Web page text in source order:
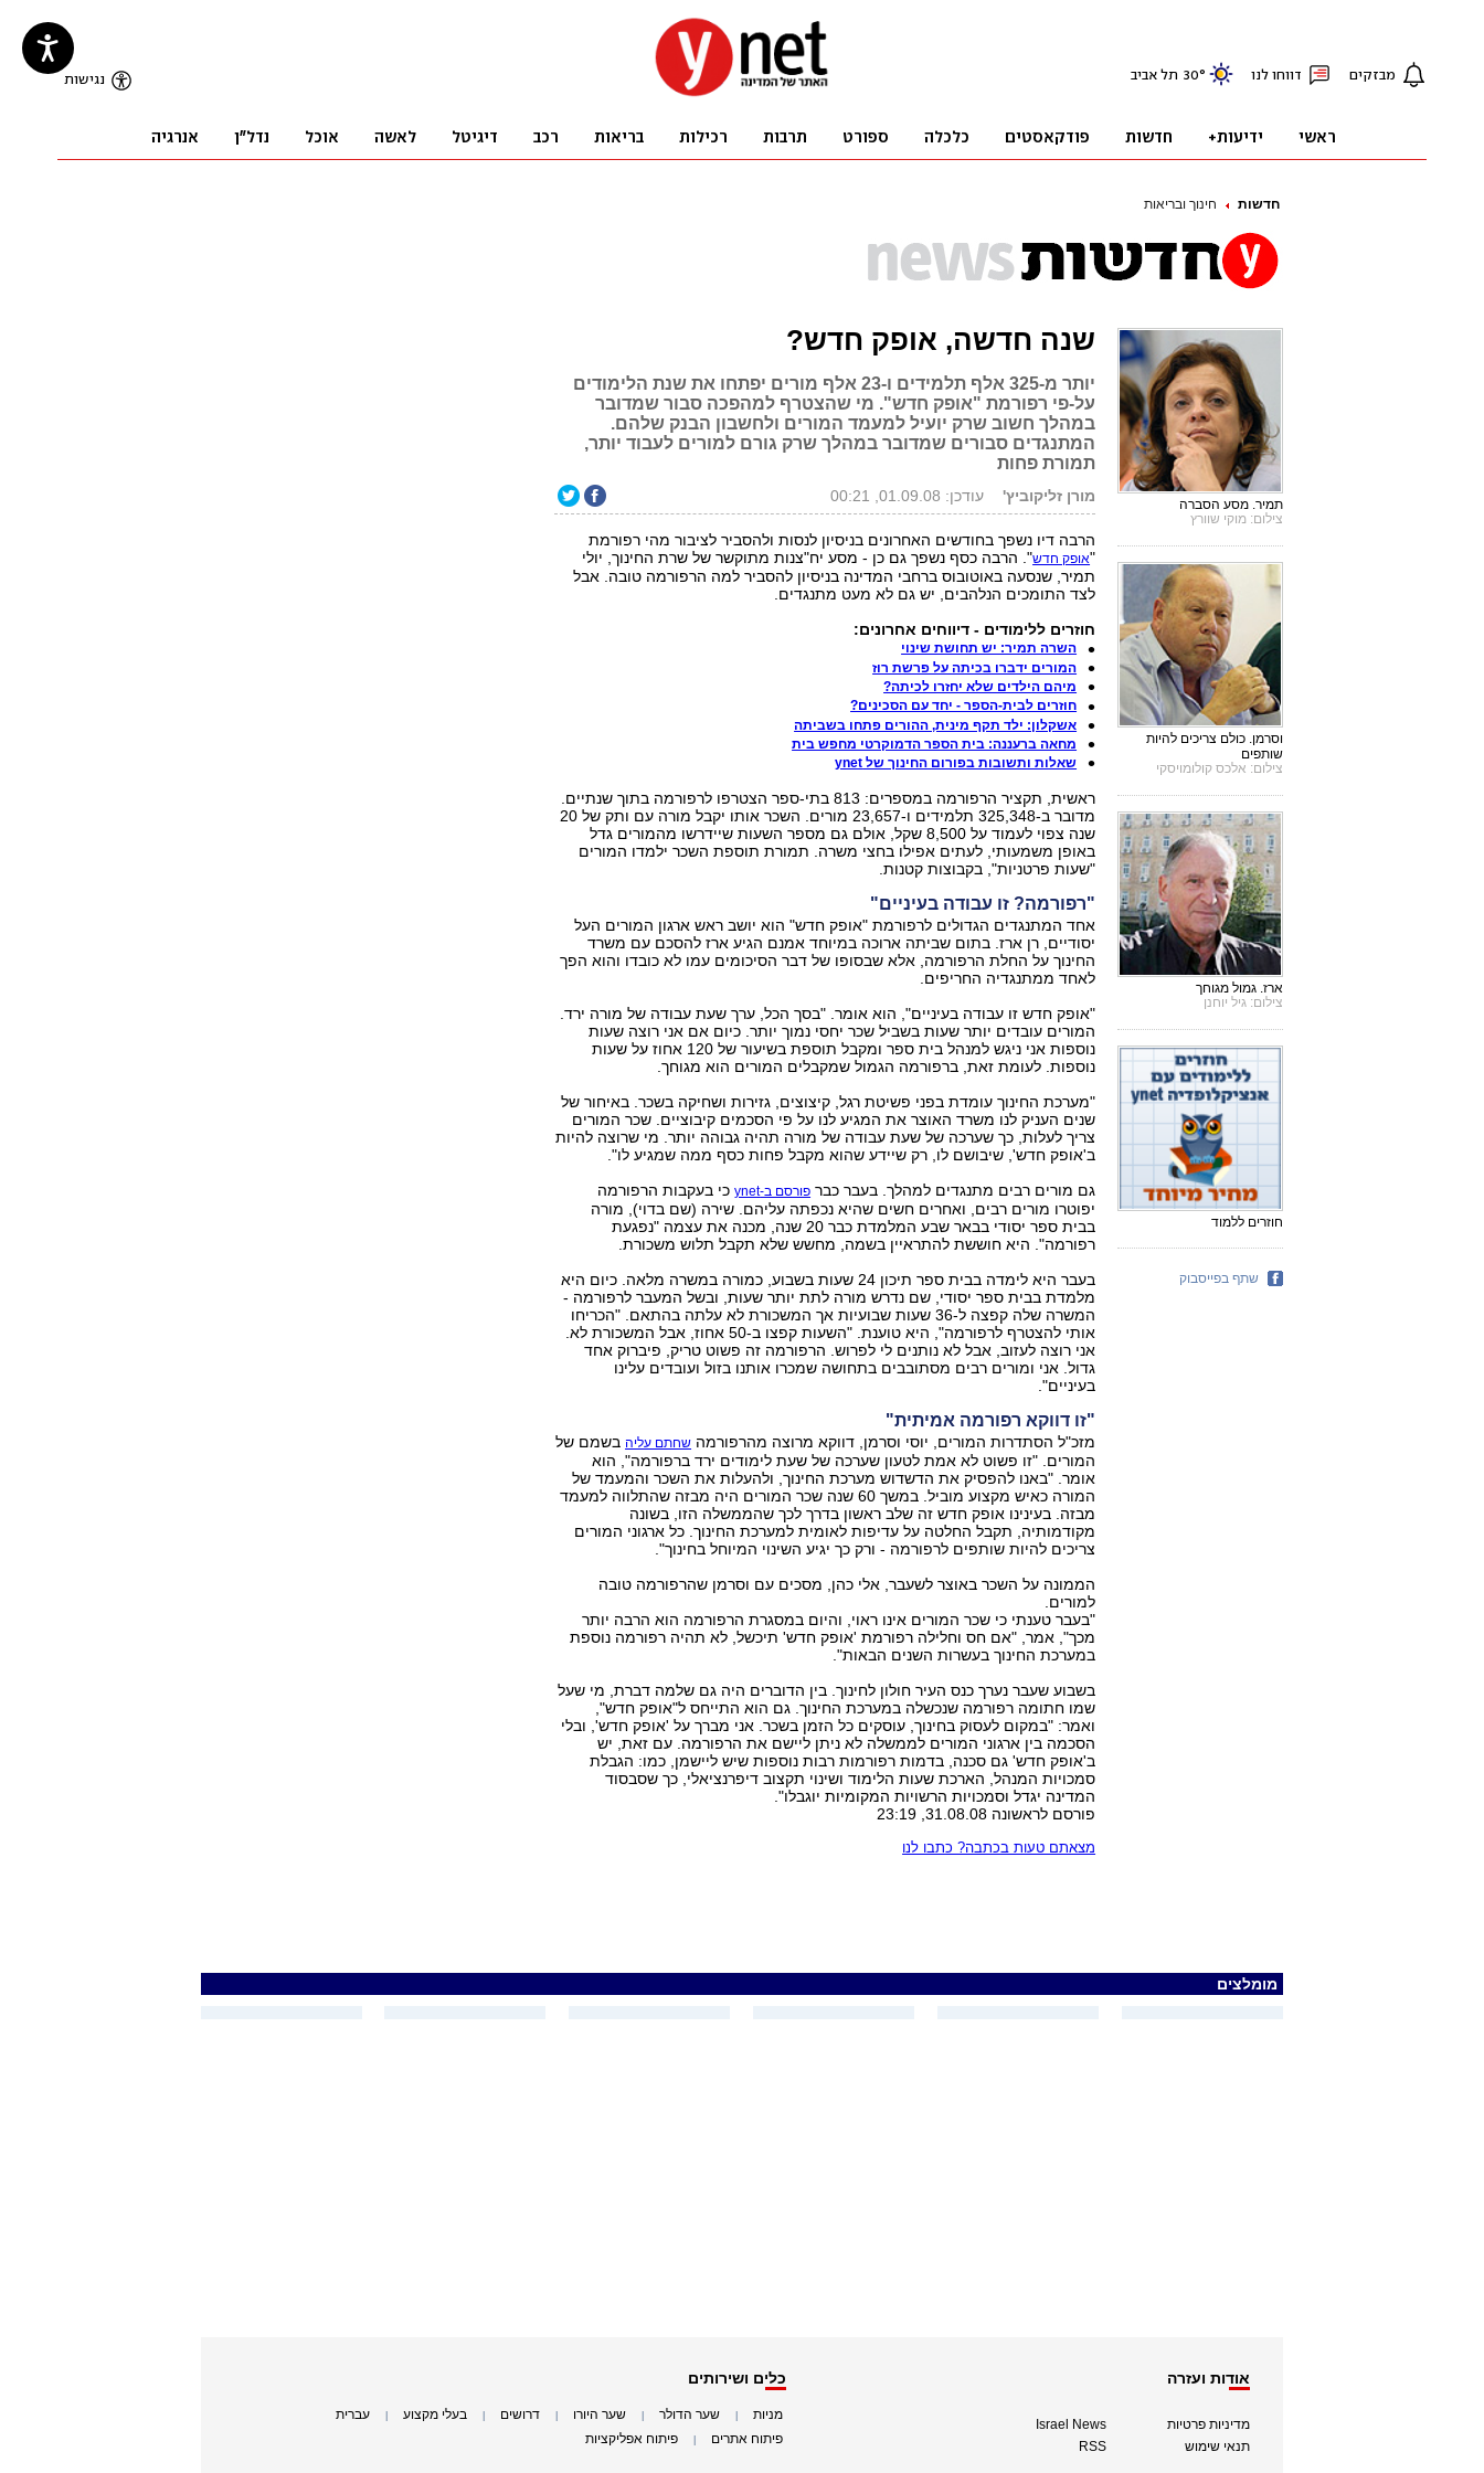
חדשות חינוך ובריאות
שנה חדשה, אופק חדש?
יותר מ-325 אלף תלמידים ו-23 אלף מורים יפתחו את שנת הלימודים
על-פי רפורמת "אופק חדש". מי שהצטרף למהפכה סבור שמדובר
במהלך חשוב שרק יועיל למעמד המורים ולחשבון הבנק שלהם.
המתנגדים סבורים שמדובר במהלך שרק גורם למורים לעבוד יותר,
תמורת פחות
מורן זליקוביץ' עודכן: 01.09.08, 00:21
הרבה דיו נשפך בחודשים האחרונים בניסיון לנסות ולהסביר לציבור מהי רפורמת
"אופק חדש". הרבה כסף נשפך גם כן - מסע יח"צנות מתוקשר של שרת החינוך, יולי
תמיר, שנסעה באוטובוס ברחבי המדינה בניסיון להסביר למה הרפורמה טובה. אבל
לצד התומכים הנלהבים, יש גם לא מעט מתנגדים.
חוזרים ללימודים - דיווחים אחרונים:
השרה תמיר: יש תחושת שינוי
המורים ידברו בכיתה על פרשת רוז
מיהם הילדים שלא יחזרו לכיתה?
חוזרים לבית-הספר - יחד עם הסכינים?
אשקלון: ילד תקף מינית, ההורים פתחו בשביתה
מחאה ברעננה: בית הספר הדמוקרטי מחפש בית
שאלות ותשובות בפורום החינוך של ynet
ראשית, תקציר הרפורמה במספרים: 813 בתי-ספר הצטרפו לרפורמה בתוך שנתיים.
מדובר ב-325,348 תלמידים ו-23,657 מורים. השכר אותו יקבל מורה עם ותק של 20
שנה צפוי לעמוד על 8,500 שקל, אולם גם מספר השעות שיידרשו מהמורים גדל
באופן משמעותי, לעתים אפילו בחצי משרה. תמורת תוספת השכר ילמדו המורים
"שעות פרטניות", בקבוצות קטנות.
"רפורמה? זו עבודה בעיניים"
אחד המתנגדים הגדולים לרפורמת "אופק חדש" הוא יושב ראש ארגון המורים העל
יסודיים, רן ארז. בתום שביתה ארוכה במיוחד אמנם הגיע ארז להסכם עם משרד
החינוך על החלת הרפורמה, אלא שבסופו של דבר הסיכומים עמו לא כובדו והוא הפך
לאחד ממתנגדיה החריפים.
"אופק חדש זו עבודה בעיניים", הוא אומר. "בסך הכל, ערך שעת עבודה של מורה ירד.
המורים עובדים יותר שעות בשביל שכר יחסי נמוך יותר. כיום אם אני רוצה שעות
נוספות אני ניגש למנהל בית ספר ומקבל תוספת בשיעור של 120 אחוז על שעות
נוספות. לעומת זאת, ברפורמה הגמול שמקבלים המורים הוא מגוחך.
"מערכת החינוך עומדת בפני פשיטת רגל, קיצוצים, גזירות ושחיקה בשכר. באיחור של
שנים העניק לנו משרד האוצר את המגיע לנו על פי הסכמים קיבוציים. שכר המורים
צריך לעלות, כך שערכה של שעת עבודה של מורה תהיה גבוהה יותר. מי שרוצה להיות
ב'אופק חדש', שיבושם לו, רק שיידע שהוא מקבל פחות כסף ממה שמגיע לו".
גם מורים רבים מתנגדים למהלך. בעבר כבר פורסם ב-ynet
כי בעקבות הרפורמה
יפוטרו מורים רבים, ואחרים חשים שהיא נכפתה עליהם. שירה (שם בדוי), מורה
בבית ספר יסודי בבאר שבע המלמדת כבר 20 שנה, מכנה את עצמה "נפגעת
רפורמה". היא חוששת להתראיין בשמה, מחשש שלא תקבל תלוש משכורת.
בעבר היא לימדה בבית ספר תיכון 24 שעות בשבוע, כמורה במשרה מלאה. כיום היא
מלמדת בבית ספר יסודי, שם נדרש מורה לתת יותר שעות, ובשל המעבר לרפורמה -
המשרה שלה קפצה ל-36 שעות שבועיות אך המשכורת לא עלתה בהתאם. "הכריחו
אותי להצטרף לרפורמה", היא טוענת. "השעות קפצו ב-50 אחוז, אבל המשכורת לא.
אני רוצה לעזוב, אבל לא נותנים לי לפרוש. הרפורמה זה פשוט טריק, פיברוק אחד
גדול. אני ומורים רבים מסתובבים בתחושה שמכרו אותנו בזול ועובדים עלינו
בעיניים".
"זו דווקא רפורמה אמיתית"
מזכ"ל הסתדרות המורים, יוסי וסרמן, דווקא מרוצה מהרפורמה שחתם עליהבשמם של
המורים. "זו פשוט לא אמת לטעון שערכה של שעת לימודים ירד ברפורמה", הוא
אומר. "באנו להפסיק את הדשדוש מערכת החינוך, ולהעלות את השכר והמעמד של
המורה כאיש מקצוע מוביל. במשך 60 שנה שכר המורים היה מבזה שהתלווה למעמד
מבזה. בעינינו אופק חדש זה שלב ראשון בדרך לכך שהממשלה הזו, בשונה
מקודמותיה, תקבל החלטה על עדיפות לאומית למערכת החינוך. כל ארגוני המורים
צריכים להיות שותפים לרפורמה - ורק כך יגיע השינוי המיוחל בחינוך".
הממונה על השכר באוצר לשעבר, אלי כהן, מסכים עם וסרמן שהרפורמה טובה
למורים.
"בעבר טענתי כי שכר המורים אינו ראוי, והיום במסגרת הרפורמה הוא הרבה יותר
מכך", אמר, "אם חס וחלילה רפורמת 'אופק חדש' תיכשל, לא תהיה רפורמה נוספת
במערכת החינוך בעשרות השנים הבאות".
בשבוע שעבר נערך כנס העיר חולון לחינוך. בין הדוברים היה גם שלמה דברת, מי שעל
שמו חתומה רפורמה שנכשלה במערכת החינוך. גם הוא התייחס ל"אופק חדש",
ואמר: "במקום לעסוק בחינוך, עוסקים כל הזמן בשכר. אני מברך על 'אופק חדש', ובלי
הסכמה בין ארגוני המורים לממשלה לא ניתן ליישם את הרפורמה. עם זאת, יש
ב'אופק חדש' גם סכנה, בדמות רפורמות רבות נוספות שיש ליישמן, כמו: הגבלת
סמכויות המנהל, הארכת שעות הלימוד ושינוי תקצוב דיפרנציאלי, כך שסבסוד
המדינה יגדל וסמכויות הרשויות המקומיות יוגבלו".
פורסם לראשונה 31.08.08, 23:19
מצאתם טעות בכתבה? כתבו לנו
תמיר. מסע הסברה
צילום: מוקי שוורץ
וסרמן. כולם צריכים להיות
שותפים
צילום: אלכס קולומויסקי
ארז. גמול מגוחך
צילום: גיל יוחנן
חוזרים ללמוד
שתף בפייסבוק
מומלצים
אודות ועזרה
מדיניות פרטיות
תנאי שימוש
Israel News
RSS
כלים ושירותים
מניות שער הדולר שער היורו דרושים בעלי מקצוע עברית
פיתוח אתרים פיתוח אפליקציות